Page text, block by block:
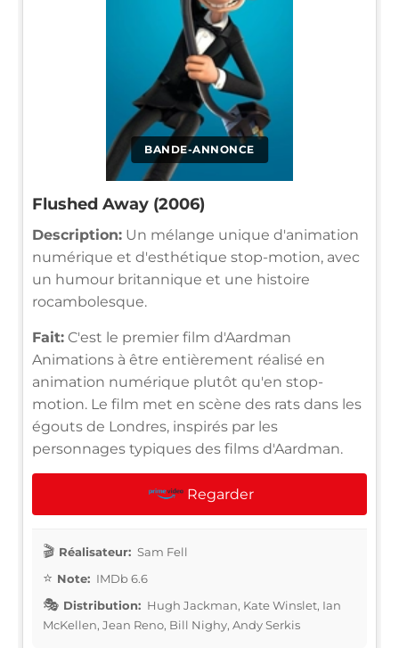
BANDE-ANNONCE
Flushed Away (2006)
Description: Un mélange unique d'animation
numérique et d'esthétique stop-motion, avec
un humour britannique et une histoire
rocambolesque.
Fait: C'est le premier film d'Aardman
Animations à être entièrement réalisé en
animation numérique plutôt qu'en stop-
motion. Le film met en scène des rats dans les
égouts de Londres, inspirés par les
personnages typiques des films d'Aardman.
Regarder
Réalisateur: Sam Fell
Note: IMDb 6.6
Distribution: Hugh Jackman, Kate Winslet, Ian
McKellen, Jean Reno, Bill Nighy, Andy Serkis